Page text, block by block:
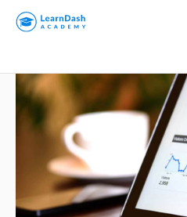
로
Content
Marketing